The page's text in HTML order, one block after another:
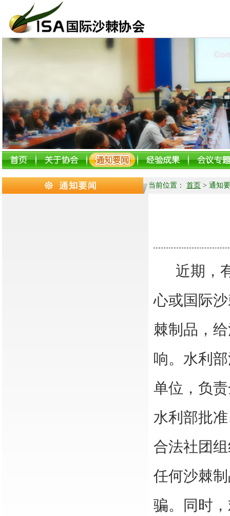
当前位置： 首页 > 通知
近期，
心或国际
棘制品，
响。水利
单位，负
水利部批
合法社团
任何沙棘
骗。同时